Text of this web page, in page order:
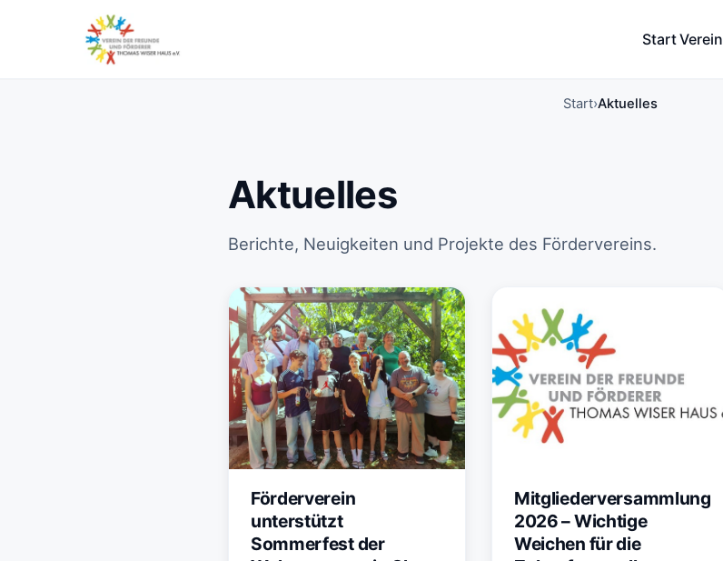
StartVerein
Start Aktuelles
Aktuelles
Berichte, Neuigkeiten und Projekte des Fördervereins.
Förderverein
unterstützt
Sommerfest der
Mitgliederversammlung
2026 – Wichtige
Weichen für die